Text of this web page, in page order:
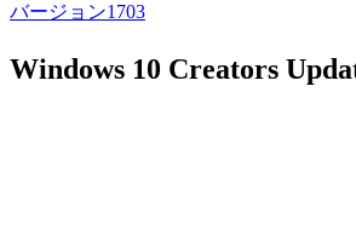
バージョン1703
Windows 10 Creators